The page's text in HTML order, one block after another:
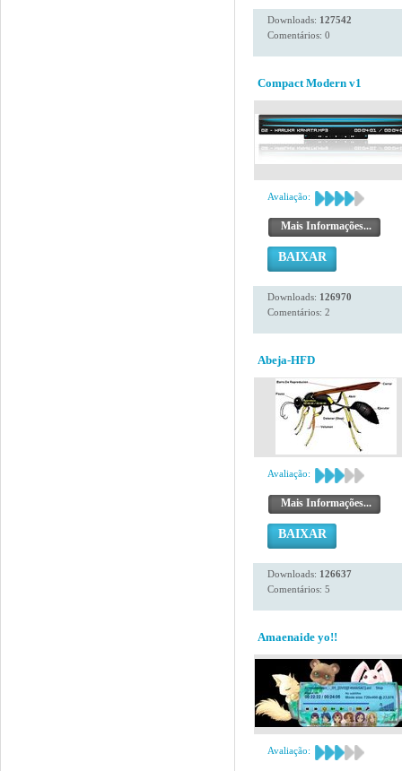
Downloads: 127542
Comentários: 0
Compact Modern v1
Avaliação:
Mais Informações...
BAIXAR
Downloads: 126970
Comentários: 2
Abeja-HFD
Avaliação:
Mais Informações...
BAIXAR
Downloads: 126637
Comentários: 5
Amaenaide yo!!
Avaliação: